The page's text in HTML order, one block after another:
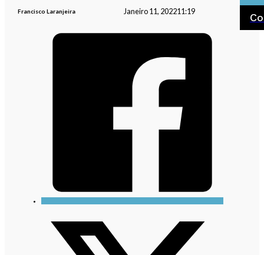
Francisco Laranjeira Janeiro 11, 202211:19